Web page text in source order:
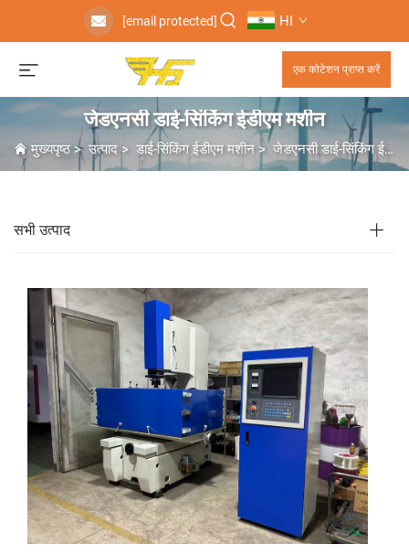
[email protected] HI
एक कोटेशन प्राप्त करें
जेडएनसी डाई-सिंकिंग ईडीएम मशीन
मुख्यपृष्ठ> उत्पाद> डाई-सिंकिंग ईडीएम मशीन > जेडएनसी डाई-सिंकिंग ईडीएम मशीन
सभी उत्पाद